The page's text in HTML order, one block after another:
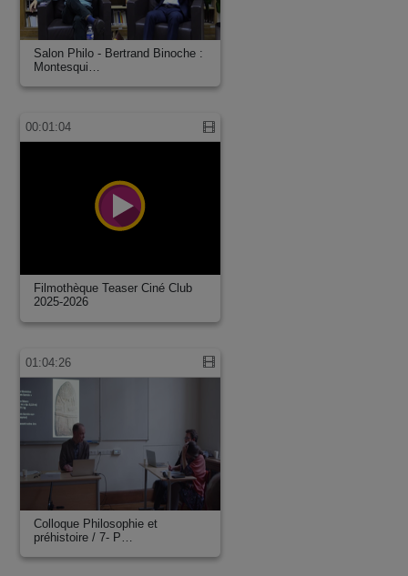
Salon Philo - Bertrand Binoche :
Montesqui…
00:01:04
Filmothèque Teaser Ciné Club
2025-2026
01:04:26
Colloque Philosophie et
préhistoire / 7- P…